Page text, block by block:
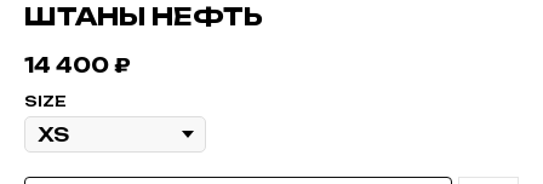
ШТАНЫ НЕФТЬ
14 400 ₽
SIZE